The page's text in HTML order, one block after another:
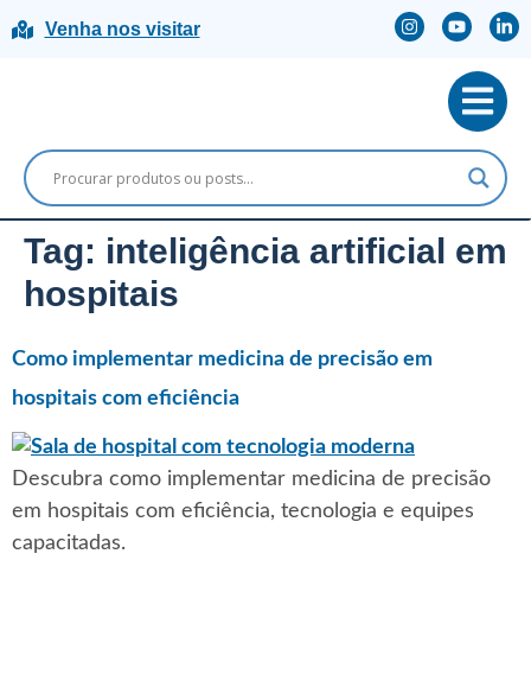
Venha nos visitar
Tag: inteligência artificial em
hospitais
Como implementar medicina de precisão em
hospitais com eficiência
Descubra como implementar medicina de precisão
em hospitais com eficiência, tecnologia e equipes
capacitadas.